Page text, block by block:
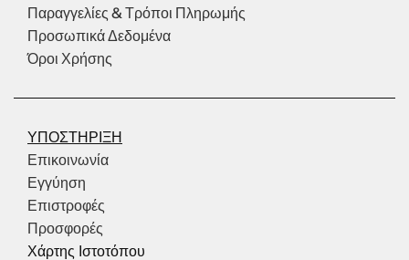
Παραγγελίες & Τρόποι Πληρωμής
Προσωπικά Δεδομένα
Όροι Χρήσης
ΥΠΟΣΤΗΡΙΞΗ
Επικοινωνία
Εγγύηση
Επιστροφές
Προσφορές
Χάρτης Ιστοτόπου